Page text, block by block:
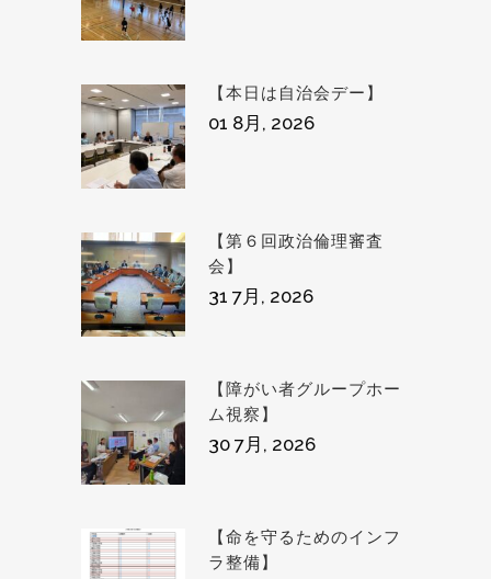
【本日は自治会デー】
01 8月, 2026
【第６回政治倫理審査
会】
31 7月, 2026
【障がい者グループホー
ム視察】
30 7月, 2026
【命を守るためのインフ
ラ整備】